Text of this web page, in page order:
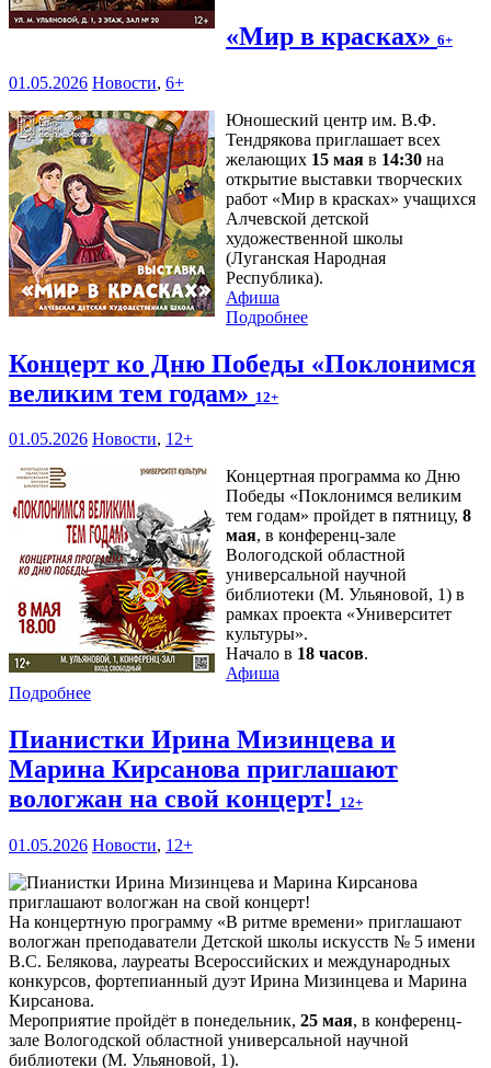
«Мир в красках» 6+
01.05.2026 Новости, 6+
Юношеский центр им. В.Ф.
Тендрякова приглашает всех
желающих 15 мая в 14:30 на
открытие выставки творческих
работ «Мир в красках» учащихся
Алчевской детской
художественной школы
(Луганская Народная
Республика).
Афиша
Подробнее
Концерт ко Дню Победы «Поклонимся
великим тем годам» 12+
01.05.2026 Новости, 12+
Концертная программа ко Дню
Победы «Поклонимся великим
тем годам» пройдет в пятницу, 8
мая, в конференц-зале
Вологодской областной
универсальной научной
библиотеки (М. Ульяновой, 1) в
рамках проекта «Университет
культуры».
Начало в 18 часов.
Афиша
Подробнее
Пианистки Ирина Мизинцева и
Марина Кирсанова приглашают
вологжан на свой концерт! 12+
01.05.2026 Новости, 12+
На концертную программу «В ритме времени» приглашают
вологжан преподаватели Детской школы искусств № 5 имени
В.С. Белякова, лауреаты Всероссийских и международных
конкурсов, фортепианный дуэт Ирина Мизинцева и Марина
Кирсанова.
Мероприятие пройдёт в понедельник, 25 мая, в конференц-
зале Вологодской областной универсальной научной
библиотеки (М. Ульяновой, 1).